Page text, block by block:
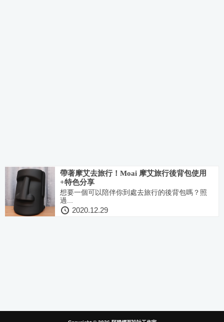
帶著摩艾去旅行！Moai 摩艾旅行後背包使用
+特色分享
想要一個可以陪伴你到處去旅行的後背包嗎？照
過...
2020.12.29